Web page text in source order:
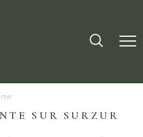
SUR SURZUR